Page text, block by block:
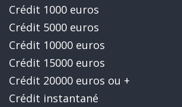
Crédit 1000 euros
Crédit 5000 euros
Crédit 10000 euros
Crédit 15000 euros
Crédit 20000 euros ou +
Crédit instantané